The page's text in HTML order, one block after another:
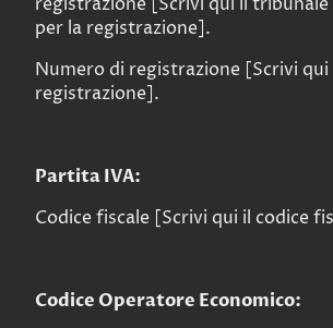
per la registrazione].
Numero di registrazione [Scrivi
registrazione].
Partita IVA:
Codice fiscale [Scrivi qui il codice
Codice Operatore Economico: